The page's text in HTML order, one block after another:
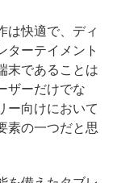
は快適で、ディ
ターテイメント
末であることは
ザーだけでな
ー向けにおいて
素の一つだと思